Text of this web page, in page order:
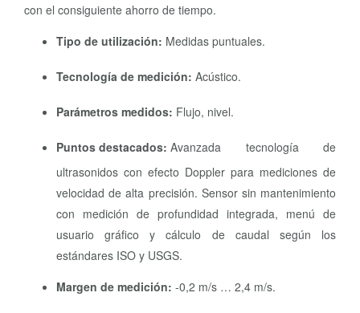
con el consiguiente ahorro de tiempo.
Tipo de utilización: Medidas puntuales.
Tecnología de medición: Acústico.
Parámetros medidos: Flujo, nivel.
Puntos destacados: Avanzada tecnología de
ultrasonidos con efecto Doppler para mediciones de
velocidad de alta precisión. Sensor sin mantenimiento
con medición de profundidad integrada, menú de
usuario gráfico y cálculo de caudal según los
estándares ISO y USGS.
Margen de medición: -0,2 m/s … 2,4 m/s.